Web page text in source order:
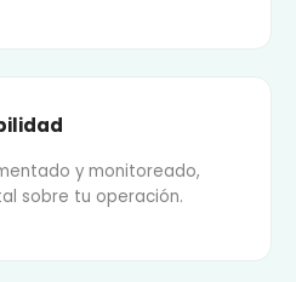
y monitoreado,
sobre tu operación.